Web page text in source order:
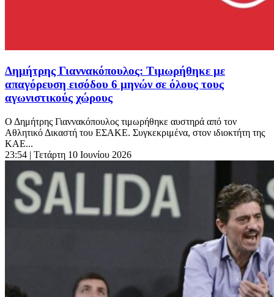
Δημήτρης Γιαννακόπουλος: Τιμωρήθηκε με
απαγόρευση εισόδου 6 μηνών σε όλους τους
αγωνιστικούς χώρους
Ο Δημήτρης Γιαννακόπουλος τιμωρήθηκε αυστηρά από τον
Αθλητικό Δικαστή του ΕΣΑΚΕ. Συγκεκριμένα, στον ιδιοκτήτη της
ΚΑΕ...
23:54 | Τετάρτη 10 Ιουνίου 2026